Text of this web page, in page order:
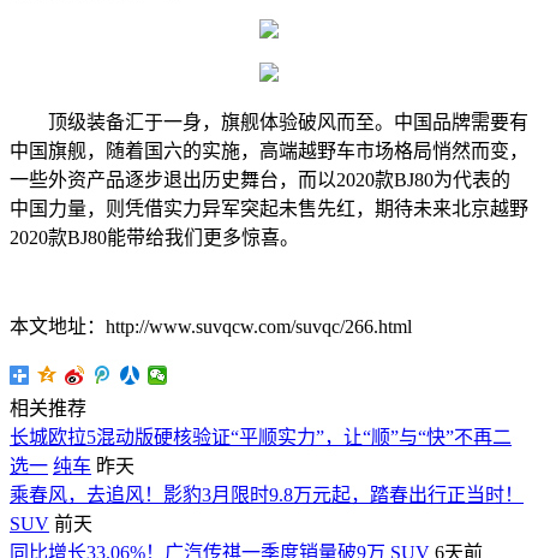
顶级装备汇于一身，旗舰体验破风而至。中国品牌需要有
中国旗舰，随着国六的实施，高端越野车市场格局悄然而变，
一些外资产品逐步退出历史舞台，而以2020款BJ80为代表的
中国力量，则凭借实力异军突起未售先红，期待未来北京越野
2020款BJ80能带给我们更多惊喜。
本文地址：http://www.suvqcw.com/suvqc/266.html
相关推荐
长城欧拉5混动版硬核验证“平顺实力”，让“顺”与“快”不再二
选一 纯车 昨天
乘春风，去追风！影豹3月限时9.8万元起，踏春出行正当时！
SUV 前天
同比增长33.06%！广汽传祺一季度销量破9万 SUV 6天前